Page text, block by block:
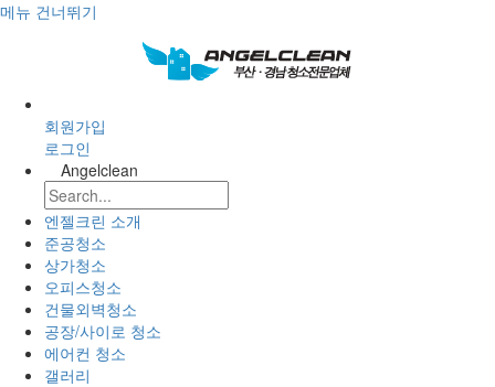
메뉴 건너뛰기
회원가입
로그인
Angelclean
엔젤크린 소개
준공청소
상가청소
오피스청소
건물외벽청소
공장/사이로 청소
에어컨 청소
갤러리